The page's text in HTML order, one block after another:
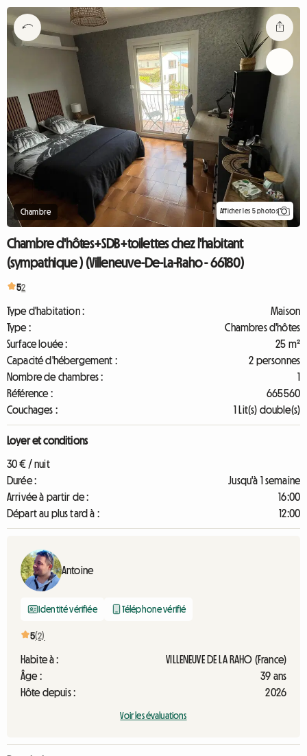
Chambre Afficher les 5 photos
Chambre d'hôtes+SDB+toilettes chez l'habitant
(sympathique ) (Villeneuve-De-La-Raho - 66180)
52
Type d'habitation :
Maison
Type :
Chambres d'hôtes
Surface louée :
25 m²
Capacité d'hébergement :
2 personnes
Nombre de chambres :
1
Référence :
665560
Couchages :
1 Lit(s) double(s)
Loyer et conditions
30 € / nuit
Durée :
Jusqu'à 1 semaine
Arrivée à partir de :
16:00
Départ au plus tard à :
12:00
Antoine
Identité vérifiée Téléphone vérifié
5(2)
Habite à :
VILLENEUVE DE LA RAHO (France)
Âge :
39 ans
Hôte depuis :
2026
Voir les évaluations